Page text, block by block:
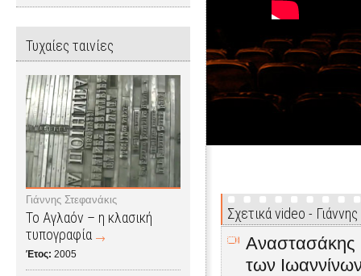
Τυχαίες ταινίες
Γιάννης Στεφανάκις
Το Αγλαόν – η κλασική
τυπογραφία
Έτος: 2005
Σχετικά video -
Αναστασάκης
των